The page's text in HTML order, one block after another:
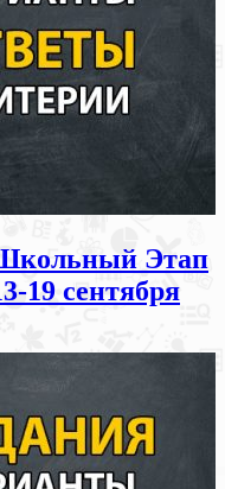
Этап
19 сентября